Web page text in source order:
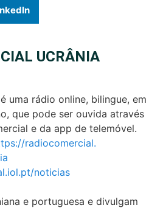
UCRÂNIA
uma rádio online, bilingue, em
que pode ser ouvida através
e da app de telemóvel.
radiocomercial.
noticias
e portuguesa e divulgam